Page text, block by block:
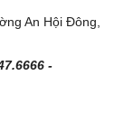
An Hội Đông,
-